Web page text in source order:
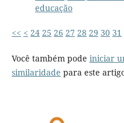
educação
<< < 24 25 26 27 28 29 30 31
Você também pode iniciar
similaridade para este